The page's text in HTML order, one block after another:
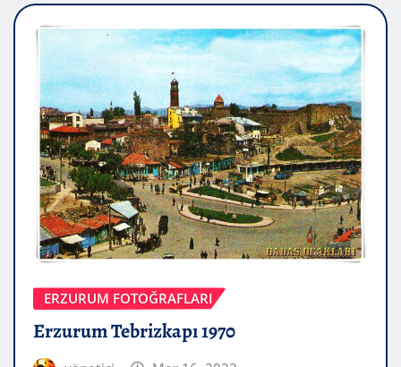
ERZURUM FOTOĞRAFLARI
Erzurum Tebrizkapı 1970